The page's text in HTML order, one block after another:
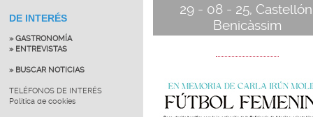
DE INTERÉS
» GASTRONOMÍA
» ENTREVISTAS
» BUSCAR NOTICIAS
TELÉFONOS DE INTERÉS
Política de cookies
29 - 08 - 25,
Benicàssim